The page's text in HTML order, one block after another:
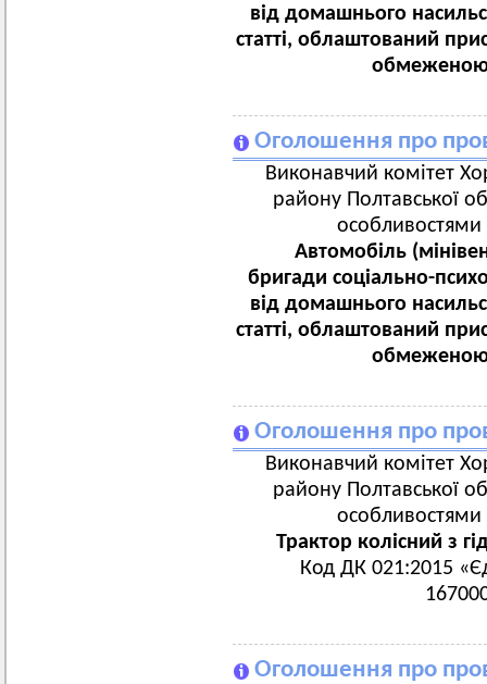
від домашнього
статті, облаштований
обмеженою
Оголошення про
Виконавчий комітет
району Полтавської
особливостями
Автомобіль
бригади соціально-
від домашнього
статті, облаштований
обмеженою
Оголошення про
Виконавчий комітет
району Полтавської
особливостями
Трактор колісний з
Код ДК 021:2015
Оголошення про